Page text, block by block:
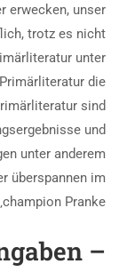
erwecken, unser
trotz es nicht
unter
die
sind
und
unter anderem
überspannen im
Pranke‘.
–